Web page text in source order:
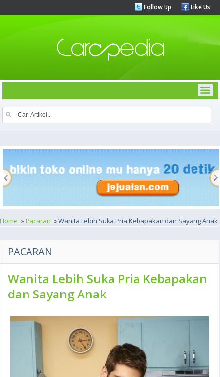
Follow Up Like Us
Home »Pacaran » Wanita Lebih Suka Pria Kebapakan dan Sayang Anak
PACARAN
Wanita Lebih Suka Pria Kebapakan
dan Sayang Anak